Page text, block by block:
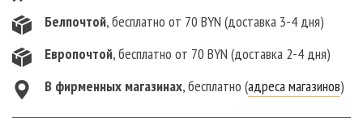
Белпочтой, бесплатно от 70 BYN (доставка 3-4 дня)
Европочтой, бесплатно от 70 BYN (доставка 2-4 дня)
В фирменныx магазинах, бесплатно (адреса магазинов)